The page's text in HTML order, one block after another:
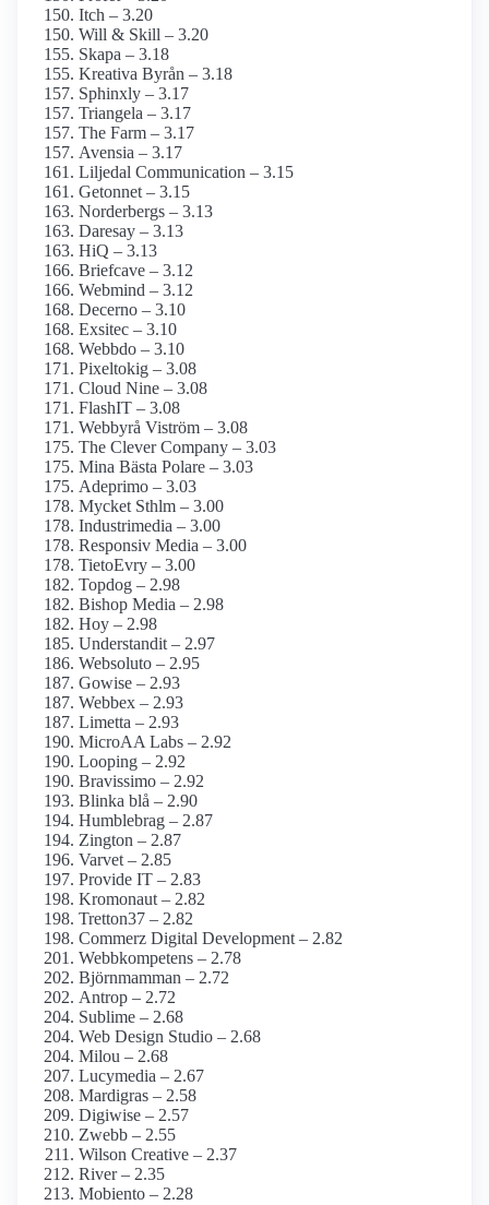
Itch – 3.20
Will & Skill – 3.20
Skapa – 3.18
Kreativa Byrån – 3.18
Sphinxly – 3.17
Triangela – 3.17
The Farm – 3.17
Avensia – 3.17
Liljedal Communication – 3.15
Getonnet – 3.15
Norderbergs – 3.13
Daresay – 3.13
HiQ – 3.13
Briefcave – 3.12
Webmind – 3.12
Decerno – 3.10
Exsitec – 3.10
Webbdo – 3.10
Pixeltokig – 3.08
Cloud Nine – 3.08
FlashIT – 3.08
Webbyrå Viström – 3.08
The Clever Company – 3.03
Mina Bästa Polare – 3.03
Adeprimo – 3.03
Mycket Sthlm – 3.00
Industrimedia – 3.00
Responsiv Media – 3.00
TietoEvry – 3.00
Topdog – 2.98
Bishop Media – 2.98
Hoy – 2.98
Understandit – 2.97
Websoluto – 2.95
Gowise – 2.93
Webbex – 2.93
Limetta – 2.93
MicroAA Labs – 2.92
Looping – 2.92
Bravissimo – 2.92
Blinka blå – 2.90
Humblebrag – 2.87
Zington – 2.87
Varvet – 2.85
Provide IT – 2.83
Kromonaut – 2.82
Tretton37 – 2.82
Commerz Digital Development – 2.82
Webbkompetens – 2.78
Björnmamman – 2.72
Antrop – 2.72
Sublime – 2.68
Web Design Studio – 2.68
Milou – 2.68
Lucymedia – 2.67
Mardigras – 2.58
Digiwise – 2.57
Zwebb – 2.55
Wilson Creative – 2.37
River – 2.35
Mobiento – 2.28